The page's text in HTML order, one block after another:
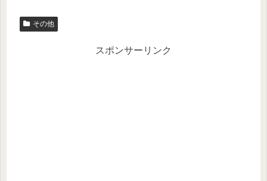
tt
er
a
その他
スポンサーリンク